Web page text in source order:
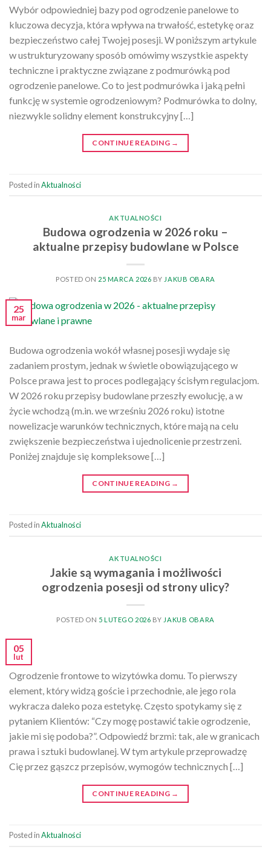
Wybór odpowiedniej bazy pod ogrodzenie panelowe to
kluczowa decyzja, która wpływa na trwałość, estetykę oraz
bezpieczeństwo całej Twojej posesji. W poniższym artykule
w ustrukturyzowany sposób omówimy wszystkie aspekty
techniczne i praktyczne związane z podmurówką pod
ogrodzenie panelowe. Co to jest podmurówka i jaką pełni
funkcję w systemie ogrodzeniowym? Podmurówka to dolny,
niezwykle solidny element konstrukcyjny […]
CONTINUE READING →
Posted inAktualności
AKTUALNOŚCI
Budowa ogrodzenia w 2026 roku –
aktualne przepisy budowlane w Polsce
POSTED ON 25 MARCA 2026 BY JAKUB OBARA
25
mar
Budowa ogrodzenia wokół własnej posesji wydaje się
zadaniem prostym, jednak w świetle obowiązującego w
Polsce prawa jest to proces podlegający ścisłym regulacjom.
W 2026 roku przepisy budowlane przeszły ewolucję, a w
życie wchodzą (m.in. we wrześniu 2026 roku) istotne
nowelizacje warunków technicznych, które mają na celu
zwiększenie bezpieczeństwa i ujednolicenie przestrzeni.
Poniżej znajduje się kompleksowe […]
CONTINUE READING →
Posted inAktualności
AKTUALNOŚCI
Jakie są wymagania i możliwości
ogrodzenia posesji od strony ulicy?
POSTED ON 5 LUTEGO 2026 BY JAKUB OBARA
05
lut
Ogrodzenie frontowe to wizytówka domu. To pierwszy
element, który widzą goście i przechodnie, ale jego rola
wykracza daleko poza estetykę. Często spotykamy się z
pytaniem Klientów: “Czy mogę postawić takie ogrodzenie,
jakie mi się podoba?”. Odpowiedź brzmi: tak, ale w granicach
prawa i sztuki budowlanej. W tym artykule przeprowadzę
Cię przez gąszcz przepisów, wymogów technicznych […]
CONTINUE READING →
Posted inAktualności